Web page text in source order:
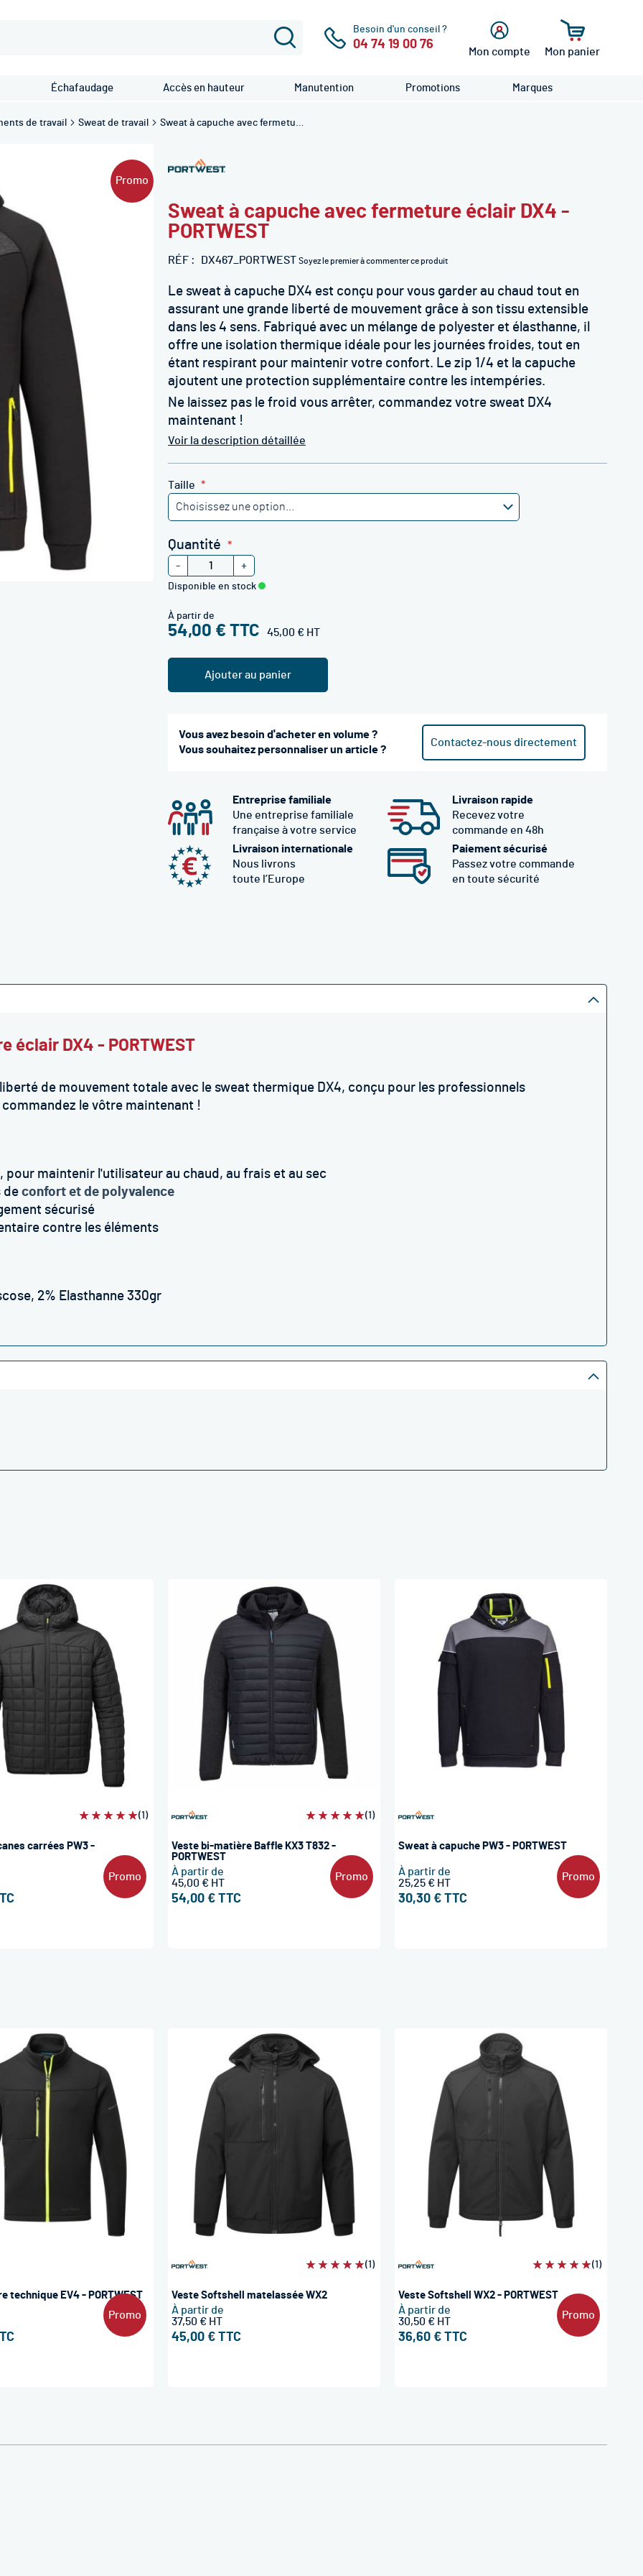
Besoin d'un conseil ?
04 74 19 00 76
Mon compte
connecter
Mon panier
Échafaudage Accès en hauteur Manutention Promotions Marques
de travail Sweat de travail Sweat à capuche avec fermeture éclair DX4 - PORTWEST
Sweat à capuche avec fermeture éclair DX4 -
PORTWEST
RÉF DX467_PORTWEST Soyez le premier à commenter ce produit
Le sweat à capuche DX4 est conçu pour vous garder au chaud tout en
assurant une grande liberté de mouvement grâce à son tissu extensible
dans les 4 sens. Fabriqué avec un mélange de polyester et élasthanne, il
offre une isolation thermique idéale pour les journées froides, tout en
étant respirant pour maintenir votre confort. Le zip 1/4 et la capuche
ajoutent une protection supplémentaire contre les intempéries.
Ne laissez pas le froid vous arrêter, commandez votre sweat DX4
maintenant !
Voir la description détaillée
Taille
Quantité
- +
À partir de
54,00 € 45,00 €
Disponible en stock
Ajouter au panier
Vous avez besoin d'acheter en volume ?
Vous souhaitez personnaliser un article ?
Contactez-nous directement
Entreprise familiale
Une entreprise familiale
française à votre service
Livraison rapide
Recevez votre
commande en 48h
Livraison internationale
Nous livrons
toute l’Europe
Paiement sécurisé
Passez votre commande
en toute sécurité
Promo
éclair DX4 - PORTWEST
de mouvement totale avec le sweat thermique DX4, conçu pour les professionnels
le vôtre maintenant !
, pour maintenir l'utilisateur au chaud, au frais et au sec
de confort et de polyvalence
sécurisé
contre les éléments
2% Elasthanne 330gr
Promo
Évaluation:(1)
carrées PW3 -
Promo
Évaluation:(1)
Veste bi-matière Baffle KX3 T832 -
PORTWEST
À partir de
54,00 €
45,00 €
Promo
Sweat à capuche PW3 - PORTWEST
À partir de
30,30 €
25,25 €
Promo
technique EV4 - PORTWEST
Évaluation:(1)
Veste Softshell matelassée WX2
À partir de
45,00 €
37,50 €
Promo
Évaluation:(1)
Veste Softshell WX2 - PORTWEST
À partir de
36,60 €
30,50 €